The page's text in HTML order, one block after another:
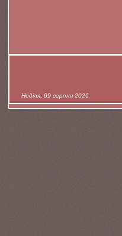
Неділя, 09 серпня 2026